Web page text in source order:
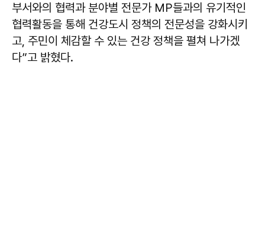
부서와의 협력과 분야별 전문가 MP들과의 유기적인
협력활동을 통해 건강도시 정책의 전문성을 강화시키
고, 주민이 체감할 수 있는 건강 정책을 펼쳐 나가겠
다”고 밝혔다.